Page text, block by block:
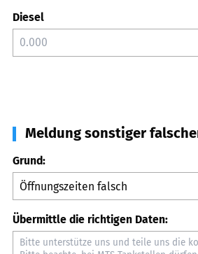
Diesel
Meldung sonstiger
Grund:
Übermittle die richtigen Daten: